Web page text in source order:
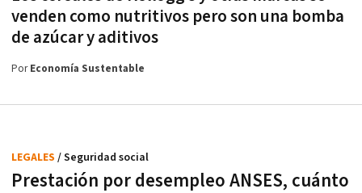
venden como nutritivos pero son una bomba
de azúcar y aditivos
PorEconomía Sustentable
Prestación por desempleo ANSES, cuánto
LEGALES / Seguridad social